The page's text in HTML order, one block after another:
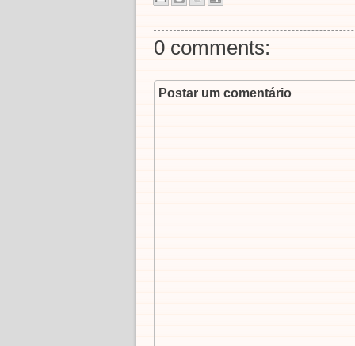
0 comments:
Postar um comentário